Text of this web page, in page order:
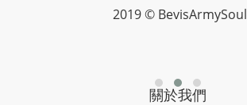
2019 © BevisArmySoul
關於我們